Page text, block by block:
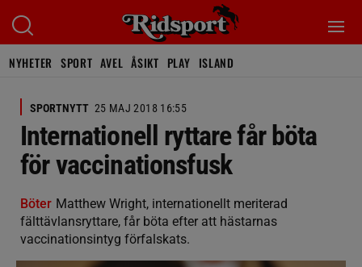
NYHETER SPORT AVEL ÅSIKT PLAY ISLAND
SPORTNYTT 25 MAJ 2018 16:55
Internationell ryttare får böta
för vaccinationsfusk
Böter Matthew Wright, internationellt meriterad
fälttävlansryttare, får böta efter att hästarnas
vaccinationsintyg förfalskats.